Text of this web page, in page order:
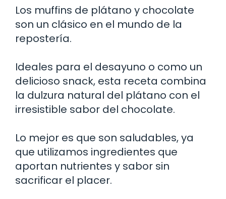
Los muffins de plátano y chocolate
son un clásico en el mundo de la
repostería.
Ideales para el desayuno o como un
delicioso snack, esta receta combina
la dulzura natural del plátano con el
irresistible sabor del chocolate.
Lo mejor es que son saludables, ya
que utilizamos ingredientes que
aportan nutrientes y sabor sin
sacrificar el placer.